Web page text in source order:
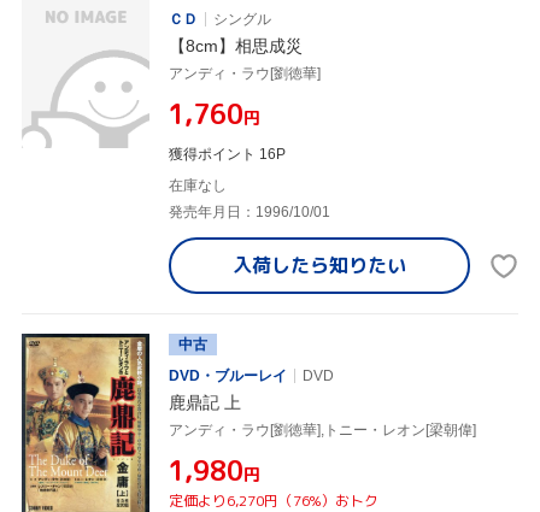
ＣＤ
シングル
【8cm】相思成災
アンディ・ラウ[劉徳華]
¥1,760円
獲得ポイント 16P
在庫なし
発売年月日：1996/10/01
入荷したら知りたい
中古
DVD・ブルーレイ
DVD
鹿鼎記 上
アンディ・ラウ[劉徳華],トニー・レオン[梁朝偉]
¥1,980円
定価より6,270円（76%）おトク